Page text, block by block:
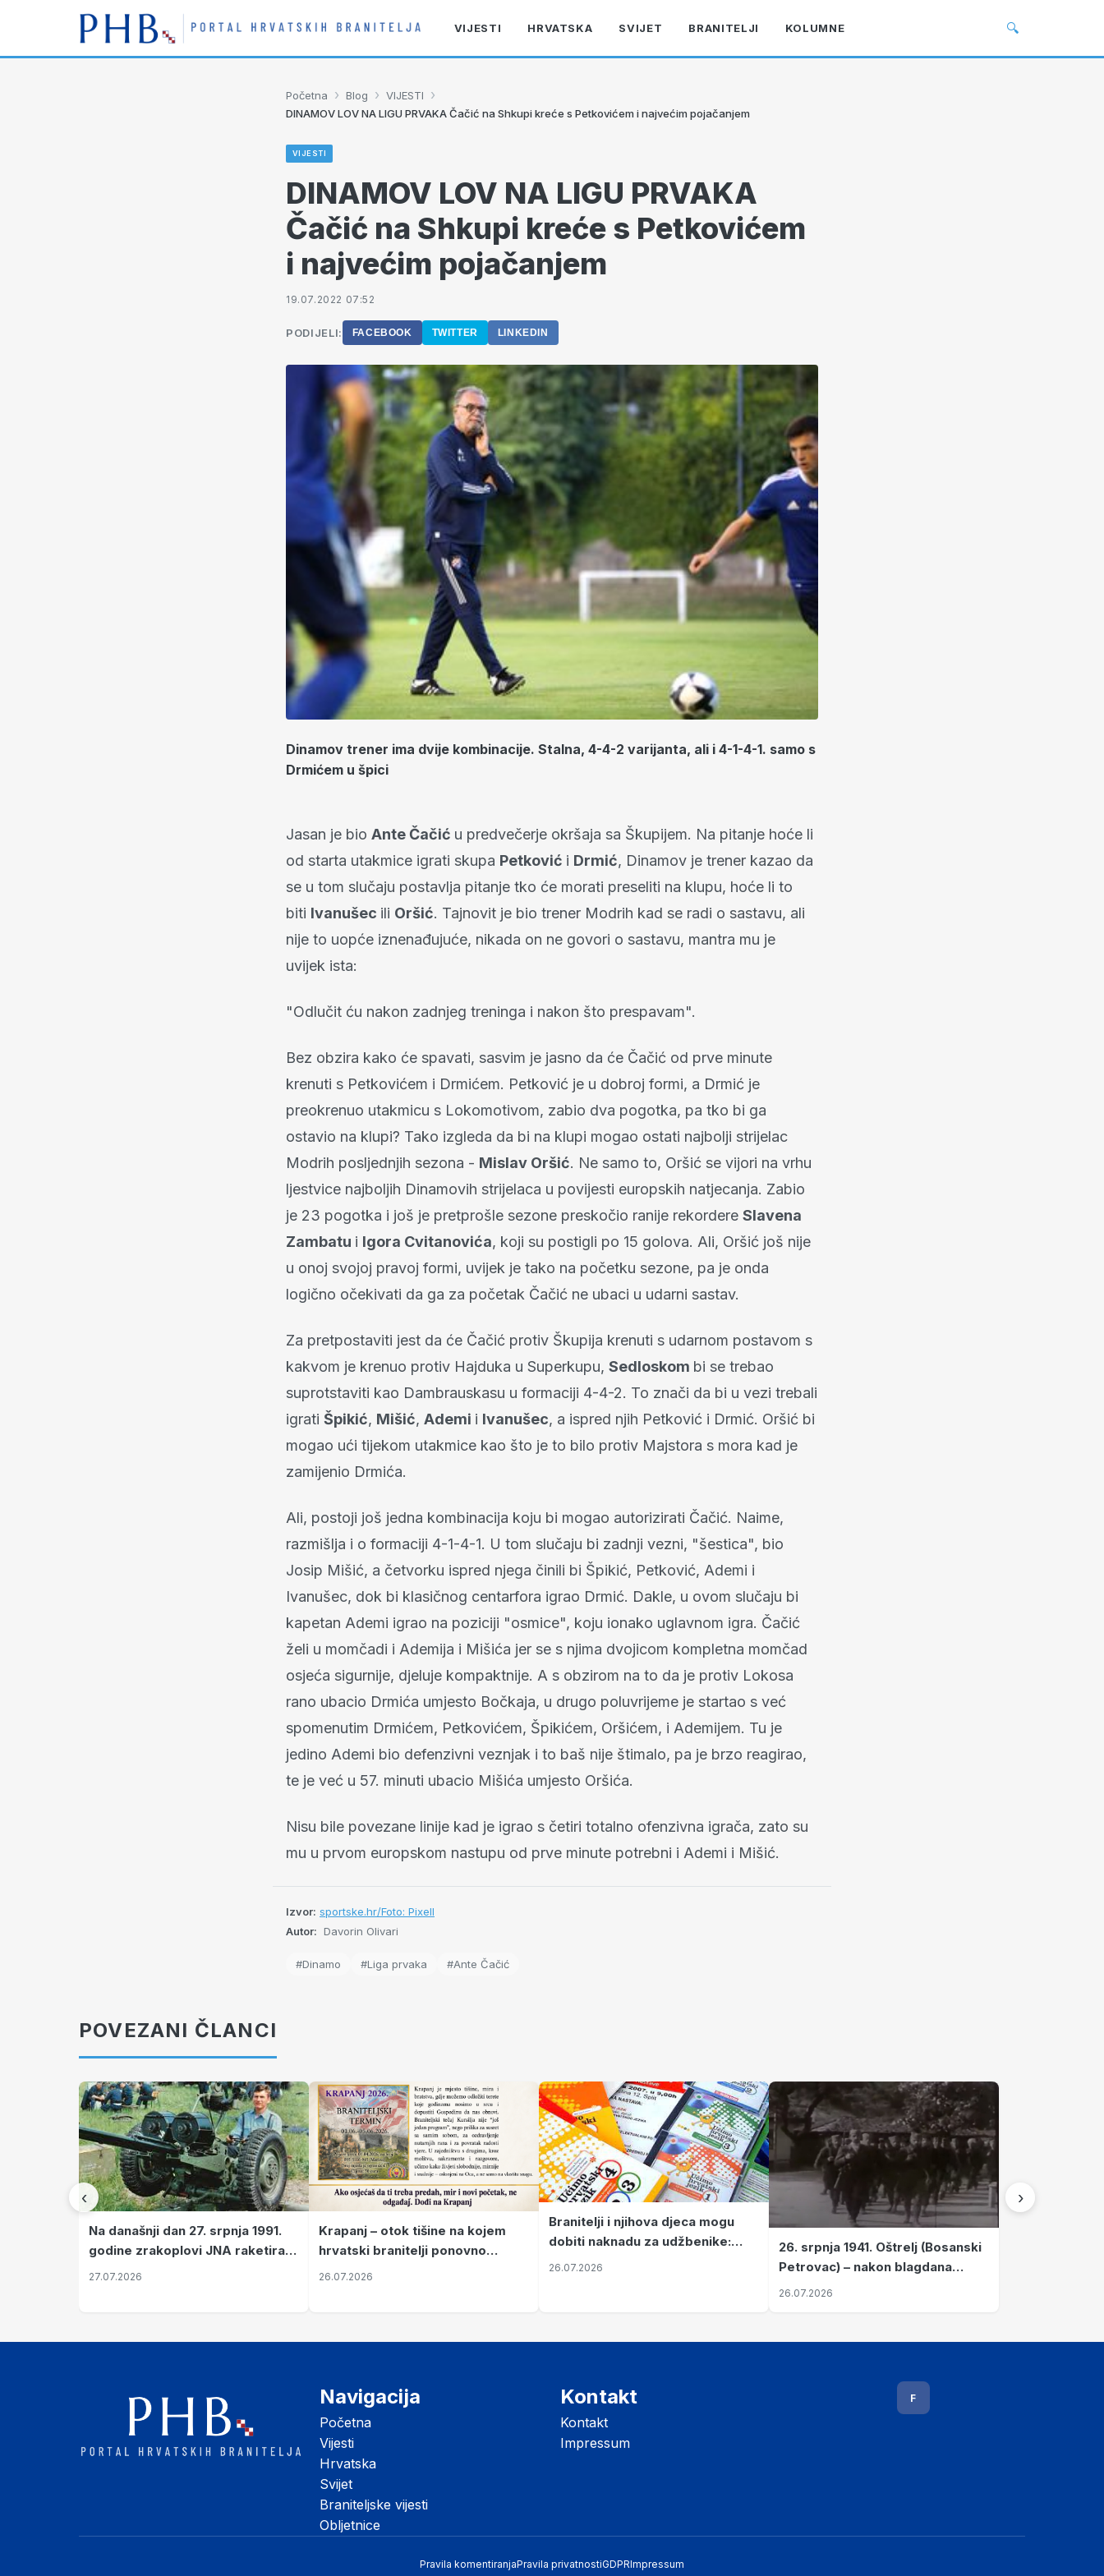
VIJESTI HRVATSKA SVIJET BRANITELJI KOLUMNE 🔍
Početna › Blog › VIJESTI ›
DINAMOV LOV NA LIGU PRVAKA Čačić na Shkupi kreće s Petkovićem i najvećim pojačanjem
VIJESTI
DINAMOV LOV NA LIGU PRVAKA
Čačić na Shkupi kreće s Petkovićem
i najvećim pojačanjem
19.07.2022 07:52
PODIJELI: FACEBOOK TWITTER LINKEDIN
Dinamov trener ima dvije kombinacije. Stalna, 4-4-2 varijanta, ali i 4-1-4-1. samo s
Drmićem u špici
Jasan je bio Ante Čačić u predvečerje okršaja sa Škupijem. Na pitanje hoće li
od starta utakmice igrati skupa Petković i Drmić, Dinamov je trener kazao da
se u tom slučaju postavlja pitanje tko će morati preseliti na klupu, hoće li to
biti Ivanušec ili Oršić. Tajnovit je bio trener Modrih kad se radi o sastavu, ali
nije to uopće iznenađujuće, nikada on ne govori o sastavu, mantra mu je
uvijek ista:
"Odlučit ću nakon zadnjeg treninga i nakon što prespavam".
Bez obzira kako će spavati, sasvim je jasno da će Čačić od prve minute
krenuti s Petkovićem i Drmićem. Petković je u dobroj formi, a Drmić je
preokrenuo utakmicu s Lokomotivom, zabio dva pogotka, pa tko bi ga
ostavio na klupi? Tako izgleda da bi na klupi mogao ostati najbolji strijelac
Modrih posljednjih sezona - Mislav Oršić. Ne samo to, Oršić se vijori na vrhu
ljestvice najboljih Dinamovih strijelaca u povijesti europskih natjecanja. Zabio
je 23 pogotka i još je pretprošle sezone preskočio ranije rekordere Slavena
Zambatu i Igora Cvitanovića, koji su postigli po 15 golova. Ali, Oršić još nije
u onoj svojoj pravoj formi, uvijek je tako na početku sezone, pa je onda
logično očekivati da ga za početak Čačić ne ubaci u udarni sastav.
Za pretpostaviti jest da će Čačić protiv Škupija krenuti s udarnom postavom s
kakvom je krenuo protiv Hajduka u Superkupu, Sedloskom bi se trebao
suprotstaviti kao Dambrauskasu u formaciji 4-4-2. To znači da bi u vezi trebali
igrati Špikić, Mišić, Ademi i Ivanušec, a ispred njih Petković i Drmić. Oršić bi
mogao ući tijekom utakmice kao što je to bilo protiv Majstora s mora kad je
zamijenio Drmića.
Ali, postoji još jedna kombinacija koju bi mogao autorizirati Čačić. Naime,
razmišlja i o formaciji 4-1-4-1. U tom slučaju bi zadnji vezni, "šestica", bio
Josip Mišić, a četvorku ispred njega činili bi Špikić, Petković, Ademi i
Ivanušec, dok bi klasičnog centarfora igrao Drmić. Dakle, u ovom slučaju bi
kapetan Ademi igrao na poziciji "osmice", koju ionako uglavnom igra. Čačić
želi u momčadi i Ademija i Mišića jer se s njima dvojicom kompletna momčad
osjeća sigurnije, djeluje kompaktnije. A s obzirom na to da je protiv Lokosa
rano ubacio Drmića umjesto Bočkaja, u drugo poluvrijeme je startao s već
spomenutim Drmićem, Petkovićem, Špikićem, Oršićem, i Ademijem. Tu je
jedino Ademi bio defenzivni veznjak i to baš nije štimalo, pa je brzo reagirao,
te je već u 57. minuti ubacio Mišića umjesto Oršića.
Nisu bile povezane linije kad je igrao s četiri totalno ofenzivna igrača, zato su
mu u prvom europskom nastupu od prve minute potrebni i Ademi i Mišić.
Izvor: sportske.hr/Foto: Pixell
Autor: Davorin Olivari
#Dinamo #Liga prvaka #Ante Čačić
POVEZANI ČLANCI
‹
Na današnji dan 27. srpnja 1991.
godine zrakoplovi JNA raketirali
su vojarnu i obučni centar "Nikola
27.07.2026
Krapanj – otok tišine na kojem
hrvatski branitelji ponovno
pronalaze mir
26.07.2026
Branitelji i njihova djeca mogu
dobiti naknadu za udžbenike:
zahtjevi se podnose do 31.
26.07.2026
26. srpnja 1941. Oštrelj (Bosanski
Petrovac) – nakon blagdana
Svete Ane izvršen napad srpskih
26.07.2026
›
Navigacija
Početna
Vijesti
Hrvatska
Svijet
Braniteljske vijesti
Obljetnice
Kontakt
Kontakt
Impressum
F
Pravila komentiranjaPravila privatnostiGDPRImpressum